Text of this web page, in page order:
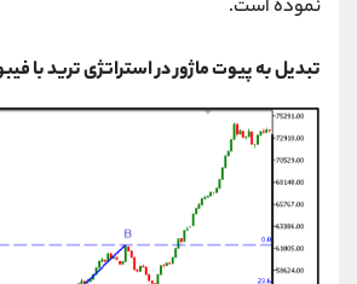
نموده است.
تبدیل به پیوت ماژور در استراتژی ترید با